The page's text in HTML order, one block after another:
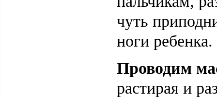
чуть
ноги ребенка.
Проводим
растирая и